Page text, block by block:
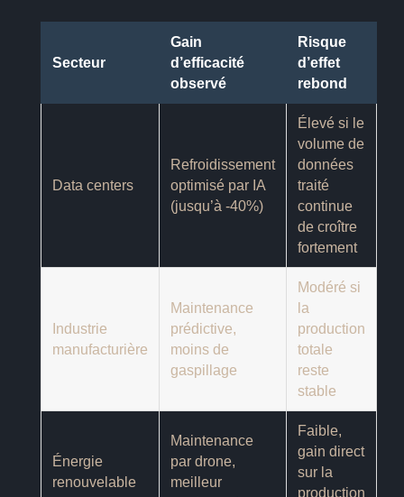
Secteur
Gain
d’efficacité
observé
Risque
d’effet
rebond
Data centers
Refroidissement
optimisé par IA
(jusqu’à -40%)
Élevé si le
volume de
données
traité
continue
de croître
fortement
Industrie
manufacturière
Maintenance
prédictive,
moins de
gaspillage
Modéré si
la
production
totale
reste
stable
Énergie
renouvelable
Maintenance
par drone,
meilleur
Faible,
gain direct
sur la
production